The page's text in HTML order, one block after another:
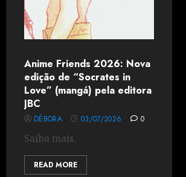
Anime Friends 2026: Nova
edição de “Socrates in
Love” (mangá) pela editora
JBC
DÉBORA 03/07/2026 0
Saiba mais.
READ MORE